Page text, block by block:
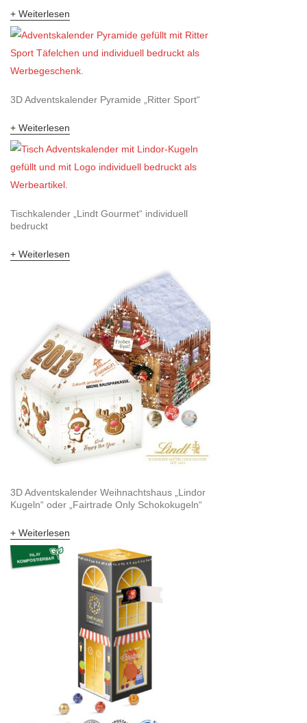
Weiterlesen
3D Adventskalender Pyramide „Ritter Sport“
Weiterlesen
Tischkalender „Lindt Gourmet“ individuell
bedruckt
Weiterlesen
3D Adventskalender Weihnachtshaus „Lindor
Kugeln“ oder „Fairtrade Only Schokokugeln“
Weiterlesen